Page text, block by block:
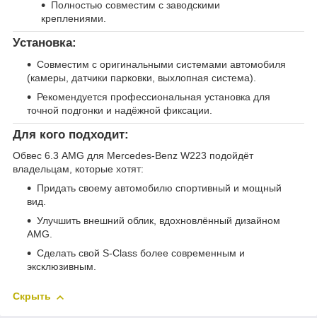
Полностью совместим с заводскими
креплениями.
Установка:
Совместим с оригинальными системами автомобиля
(камеры, датчики парковки, выхлопная система).
Рекомендуется профессиональная установка для
точной подгонки и надёжной фиксации.
Для кого подходит:
Обвес 6.3 AMG для Mercedes-Benz W223 подойдёт
владельцам, которые хотят:
Придать своему автомобилю спортивный и мощный
вид.
Улучшить внешний облик, вдохновлённый дизайном
AMG.
Сделать свой S-Class более современным и
эксклюзивным.
Скрыть